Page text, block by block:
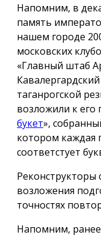
Напомним, в
память
нашем городе
московских
«Главный штаб
таганрогской
возложили к его
букет»,
котором каждая
соответстует
возложения
точностях
Напомним,